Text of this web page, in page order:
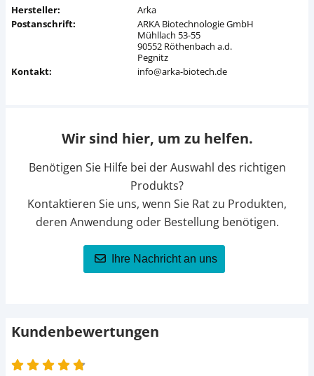
Hersteller:
Arka
Postanschrift:
ARKA Biotechnologie GmbH
Mühllach 53-55
90552 Röthenbach a.d.
Pegnitz
Kontakt:
info@arka-biotech.de
Wir sind hier, um zu helfen.
Benötigen Sie Hilfe bei der Auswahl des richtigen
Produkts?
Kontaktieren Sie uns, wenn Sie Rat zu Produkten,
deren Anwendung oder Bestellung benötigen.
Ihre Nachricht an uns
Kundenbewertungen
4.8 von 5